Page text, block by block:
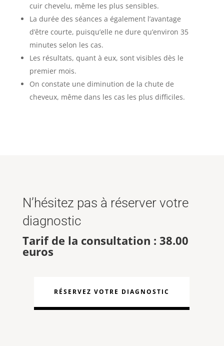
cuir chevelu, même les plus sensibles.
La durée des séances a également l’avantage
d’être courte, puisqu’elle ne dure qu’environ 35
minutes selon les cas.
Les résultats, quant à eux, sont visibles dès le
premier mois.
On constate une diminution de la chute de
cheveux, même dans les cas les plus difficiles.
N’hésitez pas à réserver votre
diagnostic
Tarif de la consultation : 38.00
euros
RÉSERVEZ VOTRE DIAGNOSTIC